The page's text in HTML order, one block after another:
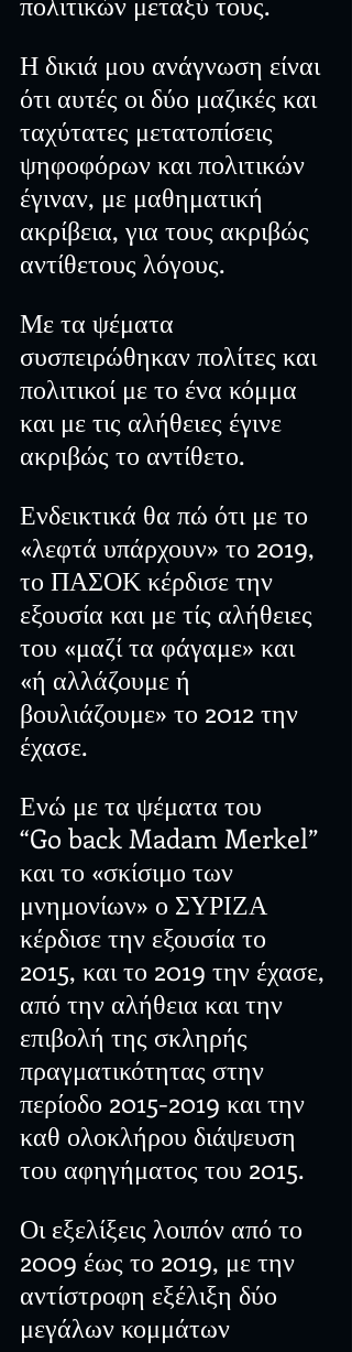
Η δικιά μου ανάγνωση είναι
ότι αυτές οι δύο μαζικές και
ταχύτατες μετατοπίσεις
ψηφοφόρων και πολιτικών
έγιναν, με μαθηματική
ακρίβεια, για τους ακριβώς
αντίθετους λόγους.
Με τα ψέματα
συσπειρώθηκαν πολίτες και
πολιτικοί με το ένα κόμμα
και με τις αλήθειες έγινε
ακριβώς το αντίθετο.
Ενδεικτικά θα πώ ότι με το
«λεφτά υπάρχουν» το 2019,
το ΠΑΣΟΚ κέρδισε την
εξουσία και με τίς αλήθειες
του «μαζί τα φάγαμε» και
«ή αλλάζουμε ή
βουλιάζουμε» το 2012 την
έχασε.
Ενώ με τα ψέματα του
“Go back Madam Merkel”
και το «σκίσιμο των
μνημονίων» ο ΣΥΡΙΖΑ
κέρδισε την εξουσία το
2015, και το 2019 την έχασε,
από την αλήθεια και την
επιβολή της σκληρής
πραγματικότητας στην
περίοδο 2015-2019 και την
καθ ολοκλήρου διάψευση
του αφηγήματος του 2015.
Οι εξελίξεις λοιπόν από το
2009 έως το 2019, με την
αντίστροφη εξέλιξη δύο
μεγάλων κομμάτων